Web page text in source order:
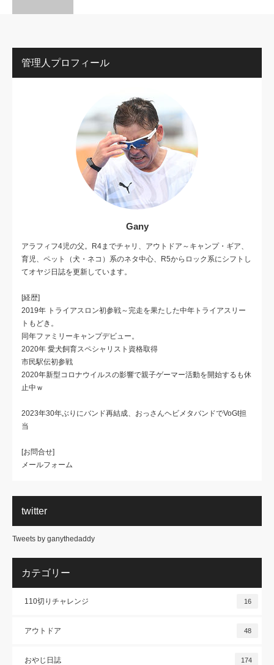
管理人プロフィール
Gany
アラフィフ4児の父。R4までチャリ、アウトドア～キャンプ・ギア、
育児、ペット（犬・ネコ）系のネタ中心、R5からロック系にシフトし
てオヤジ日誌を更新しています。
[経歴]
2019年 トライアスロン初参戦～完走を果たした中年トライアスリー
トもどき。
同年ファミリーキャンプデビュー。
2020年 愛犬飼育スペシャリスト資格取得
市民駅伝初参戦
2020年新型コロナウイルスの影響で親子ゲーマー活動を開始するも休
止中ｗ
2023年30年ぶりにバンド再結成、おっさんヘビメタバンドでVoGt担
当
[お問合せ]
メールフォーム
twitter
Tweets by ganythedaddy
カテゴリー
110切りチャレンジ 16
アウトドア 48
おやじ日誌 174